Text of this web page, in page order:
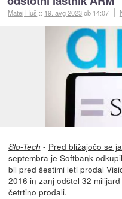
Matej Huš :: 19. avg 2023ob 14:07
Slo-Tech - Pred bližajočo se
septembraje Softbank
bil pred šestimi leti prodal
2016 in zanj odštel 32
četrtino prodali.